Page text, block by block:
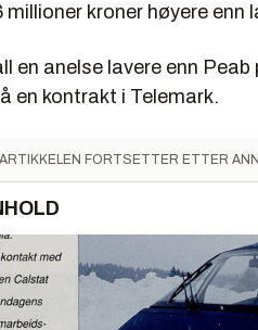
kroner høyere enn
en anelse lavere enn
en kontrakt i Telemark.
ARTIKKELEN FORTSETTER ETTER